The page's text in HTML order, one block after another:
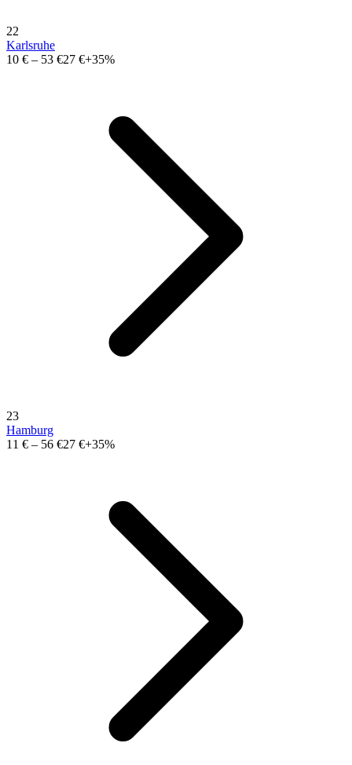
22
Karlsruhe
10 € – 53 €27 €+35%
23
Hamburg
11 € – 56 €27 €+35%